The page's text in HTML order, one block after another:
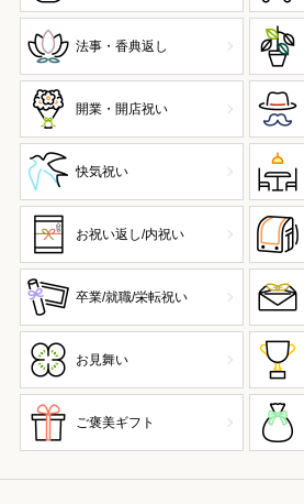
法事・香典返し
開業・開店祝い
快気祝い
お祝い返し/内祝い
卒業/就職/栄転祝い
お見舞い
ご褒美ギフト